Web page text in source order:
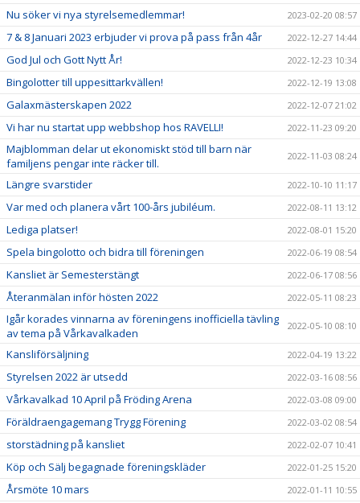
Nu söker vi nya styrelsemedlemmar! 2023-02-20 08:57
7 & 8 Januari 2023 erbjuder vi prova på pass från 4år 2022-12-27 14:44
God Jul och Gott Nytt År! 2022-12-23 10:34
Bingolotter till uppesittarkvällen! 2022-12-19 13:08
Galaxmästerskapen 2022 2022-12-07 21:02
Vi har nu startat upp webbshop hos RAVELLI! 2022-11-23 09:20
Majblomman delar ut ekonomiskt stöd till barn när
familjens pengar inte räcker till.
2022-11-03 08:24
Längre svarstider 2022-10-10 11:17
Var med och planera vårt 100-års jubiléum. 2022-08-11 13:12
Lediga platser! 2022-08-01 15:20
Spela bingolotto och bidra till föreningen 2022-06-19 08:54
Kansliet är Semesterstängt 2022-06-17 08:56
Återanmälan inför hösten 2022 2022-05-11 08:23
Igår korades vinnarna av föreningens inofficiella tävling
av tema på Vårkavalkaden
2022-05-10 08:10
Kansliförsäljning 2022-04-19 13:22
Styrelsen 2022 är utsedd 2022-03-16 08:56
Vårkavalkad 10 April på Fröding Arena 2022-03-08 09:00
Föräldraengagemang Trygg Förening 2022-03-02 08:54
storstädning på kansliet 2022-02-07 10:41
Köp och Sälj begagnade föreningskläder 2022-01-25 15:20
Årsmöte 10 mars 2022-01-11 10:55